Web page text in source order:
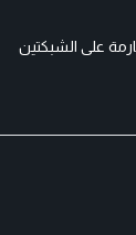
على الشبكتين